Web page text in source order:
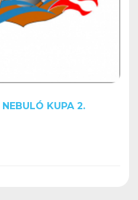
NEBULÓ KUPA 2.